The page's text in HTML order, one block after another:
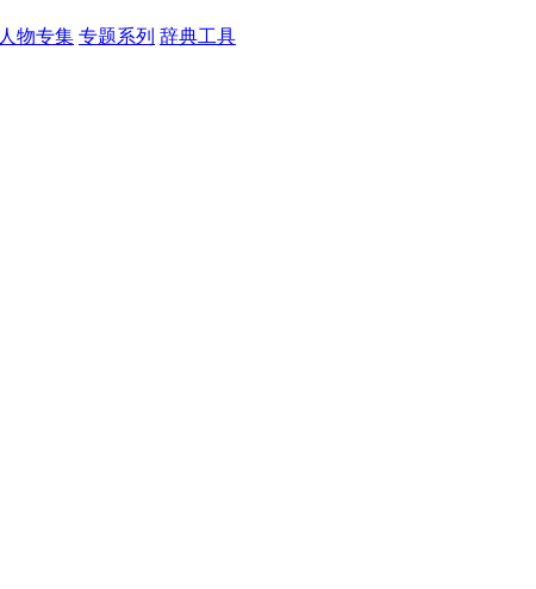
人物专集 专题系列 辞典工具